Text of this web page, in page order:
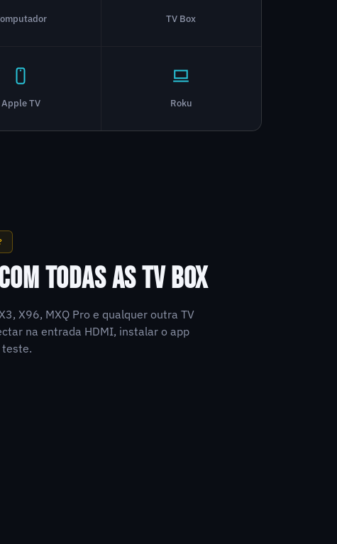
TV Box
Apple TV Roku
TODAS AS TV BOX
X96, MXQ Pro e qualquer outra TV
na entrada HDMI, instalar o app
teste.